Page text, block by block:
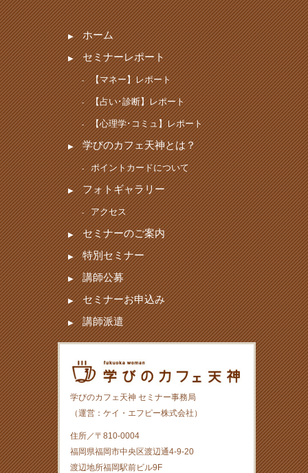
ホーム
セミナーレポート
【マネー】レポート
【占い･診断】レポート
【心理学･コミュ】レポート
学びのカフェ天神とは？
ポイントカードについて
フォトギャラリー
アクセス
セミナーのご案内
特別セミナー
講師公募
セミナーお申込み
講師派遣
学びのカフェ天神 セミナー事務局
（運営：ケイ・エフピー株式会社）
住所／〒810-0004
福岡県福岡市中央区渡辺通4-9-20
渡辺地所福岡駅前ビル9F